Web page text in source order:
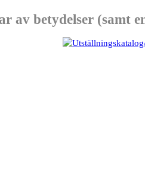
av betydelser (samt